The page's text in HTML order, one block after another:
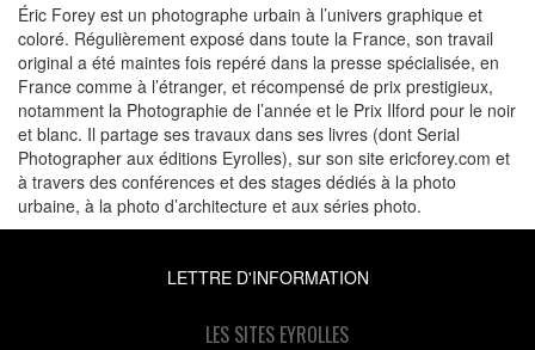
Éric Forey est un photographe urbain à l’univers graphique et
coloré. Régulièrement exposé dans toute la France, son travail
original a été maintes fois repéré dans la presse spécialisée, en
France comme à l’étranger, et récompensé de prix prestigieux,
notamment la Photographie de l’année et le Prix Ilford pour le noir
et blanc. Il partage ses travaux dans ses livres (dont Serial
Photographer aux éditions Eyrolles), sur son site ericforey.com et
à travers des conférences et des stages dédiés à la photo
urbaine, à la photo d’architecture et aux séries photo.
LETTRE D'INFORMATION
LES SITES EYROLLES